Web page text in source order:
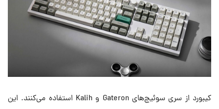
کیبورد از سری سوئیچ‌های Gateron و Kalih استفاده می‌کنند. این